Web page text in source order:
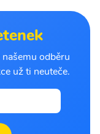
odběru
už ti neuteče.